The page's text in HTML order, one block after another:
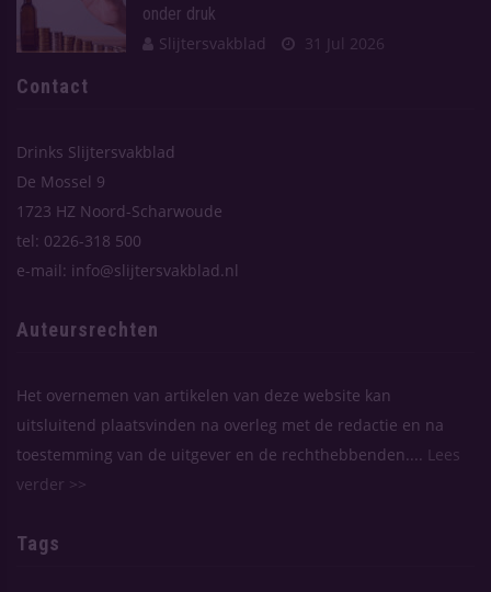
onder druk
Slijtersvakblad
31 Jul 2026
Contact
Drinks Slijtersvakblad
De Mossel 9
1723 HZ Noord-Scharwoude
tel: 0226-318 500
e-mail: info@slijtersvakblad.nl
Auteursrechten
Het overnemen van artikelen van deze website kan
uitsluitend plaatsvinden na overleg met de redactie en na
toestemming van de uitgever en de rechthebbenden....
Lees
verder >>
Tags